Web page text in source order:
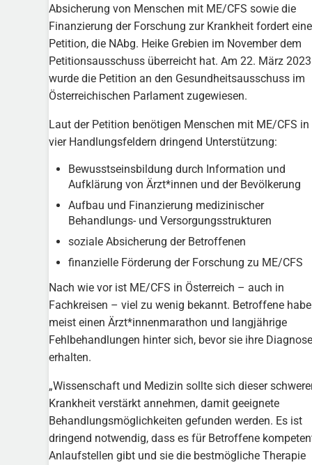
Absicherung von Menschen mit ME/CFS sowie die
Finanzierung der Forschung zur Krankheit fordert eine
Petition, die NAbg. Heike Grebien im November dem
Petitionsausschuss überreicht hat. Am 22. März 2023
wurde die Petition an den Gesundheitsausschuss im
Österreichischen Parlament zugewiesen.
Laut der Petition benötigen Menschen mit ME/CFS in
vier Handlungsfeldern dringend Unterstützung:
Bewusstseinsbildung durch Information und
Aufklärung von Ärzt*innen und der Bevölkerung
Aufbau und Finanzierung medizinischer
Behandlungs- und Versorgungsstrukturen
soziale Absicherung der Betroffenen
finanzielle Förderung der Forschung zu ME/CFS
Nach wie vor ist ME/CFS in Österreich – auch in
Fachkreisen – viel zu wenig bekannt. Betroffene
meist einen Ärzt*innenmarathon und langjährige
Fehlbehandlungen hinter sich, bevor sie ihre Diagnose
erhalten.
„Wissenschaft und Medizin sollte sich dieser
Krankheit verstärkt annehmen, damit geeignete
Behandlungsmöglichkeiten gefunden werden. Es ist
dringend notwendig, dass es für Betroffene
Anlaufstellen gibt und sie die bestmögliche Therapie